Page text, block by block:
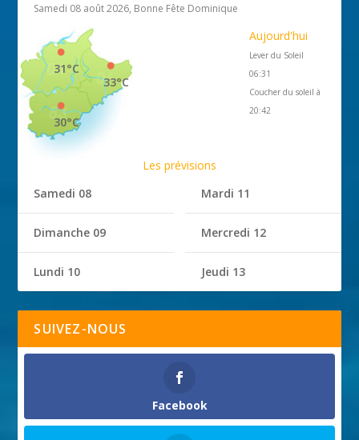
Samedi 08 août 2026, Bonne Fête Dominique
33°C
31°C
30°C
Aujourd'hui
Lever du Soleil
06:31
Coucher du soleil à
20:42
Les prévisions
Samedi 08
Dimanche 09
Lundi 10
Mardi 11
Mercredi 12
Jeudi 13
SUIVEZ-NOUS
Facebook